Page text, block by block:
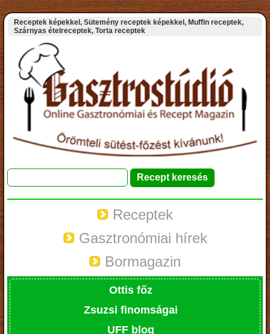
Receptek képekkel, Sütemény receptek képekkel, Muffin receptek,
Szárnyas ételreceptek, Torta receptek
Receptek
Gasztronómiai hírek
Bormagazin
Ottis főz
Zsuzsi finomságai
UFF blog